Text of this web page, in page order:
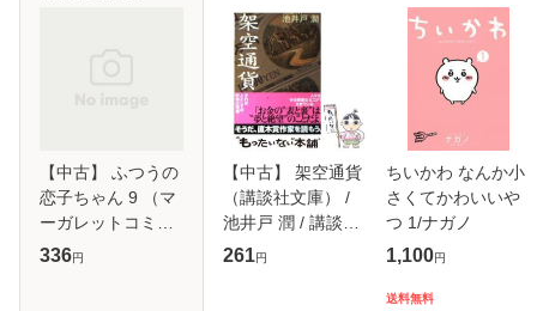
【中古】 ふつうの
恋子ちゃん 9 （マ
ーガレットコミッ
クス） / ななじ 眺
336円
【中古】 架空通貨
（講談社文庫） /
池井戸 潤 / 講談社
[文庫]【メール便送
261円
ちいかわ なんか小
さくてかわいいや
つ 1/ナガノ
1,100円
送料無料